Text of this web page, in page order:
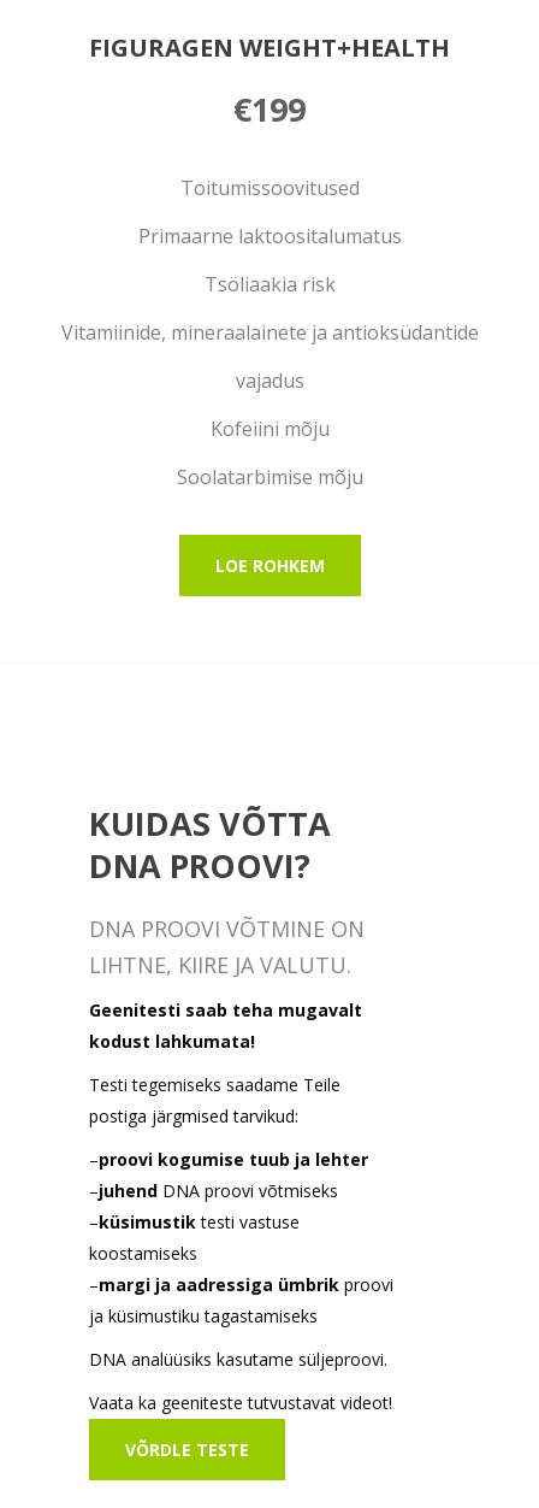
FIGURAGEN WEIGHT+HEALTH
€199
Toitumissoovitused
Primaarne laktoositalumatus
Tsöliaakia risk
Vitamiinide, mineraalainete ja antioksüdantide
vajadus
Kofeiini mõju
Soolatarbimise mõju
LOE ROHKEM
KUIDAS VÕTTA
DNA PROOVI?
DNA PROOVI VÕTMINE ON
LIHTNE, KIIRE JA VALUTU.
Geenitesti saab teha mugavalt
kodust lahkumata!
Testi tegemiseks saadame Teile
postiga järgmised tarvikud:
–proovi kogumise tuub ja lehter
–juhend DNA proovi võtmiseks
–küsimustiktesti vastuse
koostamiseks
–margi ja aadressiga ümbrik proovi
ja küsimustiku tagastamiseks
DNA analüüsiks kasutame süljeproovi.
Vaata ka geeniteste tutvustavat videot!
VÕRDLE TESTE